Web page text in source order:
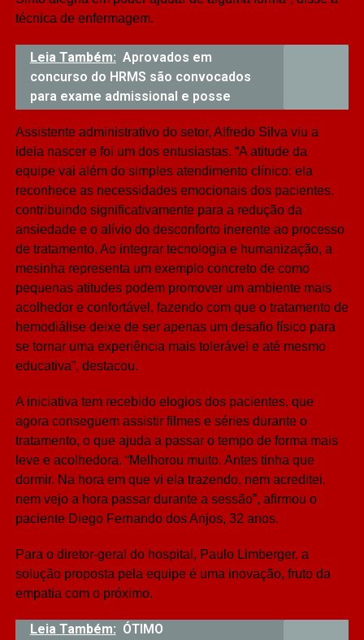
técnica de enfermagem.
Leia Também: Aprovados em
concurso do HRMS são convocados
para exame admissional e posse
Assistente administrativo do setor, Alfredo Silva viu a
ideia nascer e foi um dos entusiastas. “A atitude da
equipe vai além do simples atendimento clínico: ela
reconhece as necessidades emocionais dos pacientes,
contribuindo significativamente para a redução da
ansiedade e o alívio do desconforto inerente ao processo
de tratamento. Ao integrar tecnologia e humanização, a
mesinha representa um exemplo concreto de como
pequenas atitudes podem promover um ambiente mais
acolhedor e confortável, fazendo com que o tratamento de
hemodiálise deixe de ser apenas um desafio físico para
se tornar uma experiência mais tolerável e até mesmo
educativa”, destacou.
A iniciativa tem recebido elogios dos pacientes, que
agora conseguem assistir filmes e séries durante o
tratamento, o que ajuda a passar o tempo de forma mais
leve e acolhedora. “Melhorou muito. Antes tinha que
dormir. Na hora em que vi ela trazendo, nem acreditei,
nem vejo a hora passar durante a sessão”, afirmou o
paciente Diego Fernando dos Anjos, 32 anos.
Para o diretor-geral do hospital, Paulo Limberger, a
solução proposta pela equipe é uma inovação, fruto da
empatia com o próximo.
Leia Também: ÓTIMO